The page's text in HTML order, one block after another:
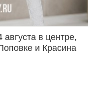
в центре,
и Красина